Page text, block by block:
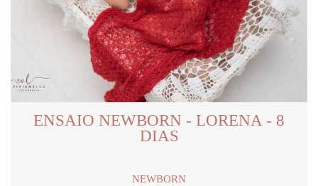
ENSAIO NEWBORN - LORENA - 8
DIAS
NEWBORN